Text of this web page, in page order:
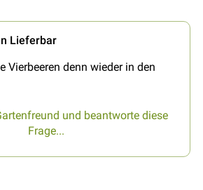
Lieferbar
Vierbeeren denn wieder in den
und beantworte diese
Frage...